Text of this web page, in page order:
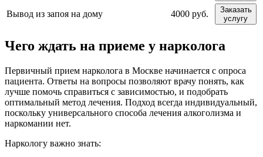
Вывод из запоя на дому 4000 руб.
Заказать
услугу
Чего ждать на приеме у нарколога
Первичный прием нарколога в Москве начинается с опроса
пациента. Ответы на вопросы позволяют врачу понять, как
лучше помочь справиться с зависимостью, и подобрать
оптимальный метод лечения. Подход всегда индивидуальный,
поскольку универсального способа лечения алкоголизма и
наркомании нет.
Наркологу важно знать: